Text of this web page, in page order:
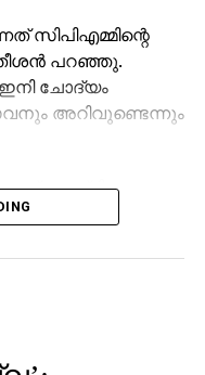
സിപിഎമ്മിന്റെ
പറഞ്ഞു.
ചോദ്യം
അറിവുണ്ടെന്നും
പാലിക്കുന്നു.
പറയാന്‍ എം.വി
വി.ഡി സതീശന്‍
ബോര്‍ഡ്
പോറ്റി
സിപിഎമ്മിന്